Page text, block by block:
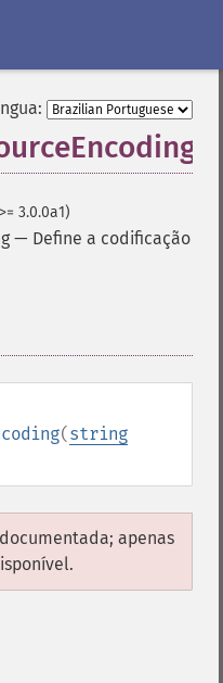
3.0.0a1)
— Define a codificação
(string
apenas